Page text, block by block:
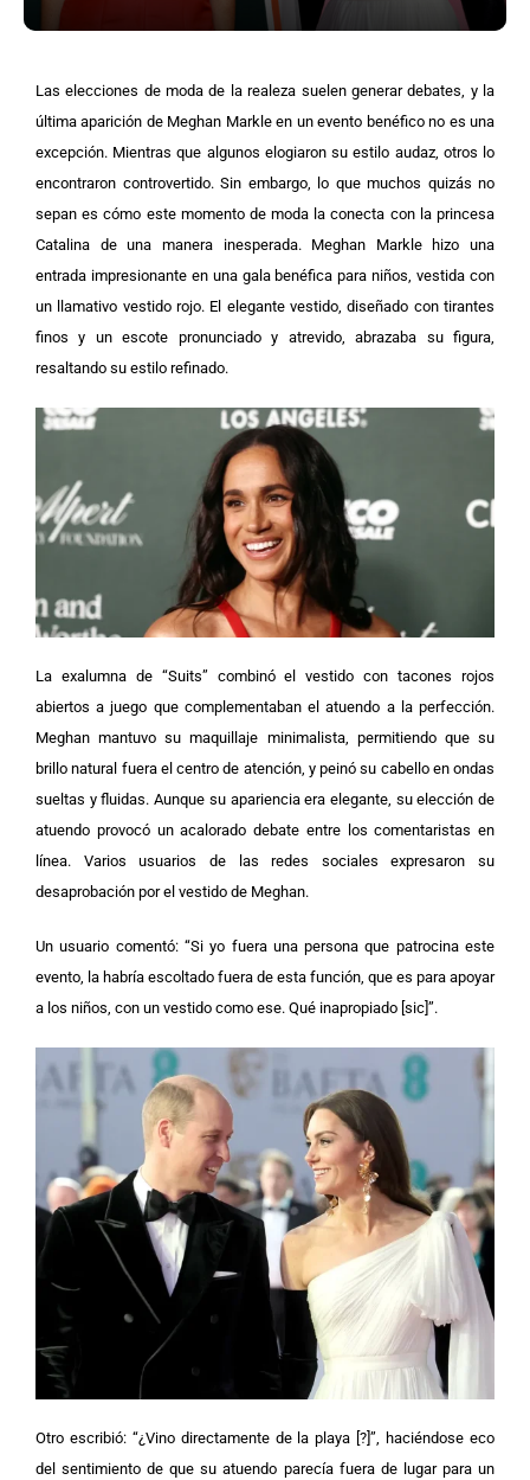
Las elecciones de moda de la realeza suelen generar debates, y la
última aparición de Meghan Markle en un evento benéfico no es una
excepción. Mientras que algunos elogiaron su estilo audaz, otros lo
encontraron controvertido. Sin embargo, lo que muchos quizás no
sepan es cómo este momento de moda la conecta con la princesa
Catalina de una manera inesperada. Meghan Markle hizo una
entrada impresionante en una gala benéfica para niños, vestida con
un llamativo vestido rojo. El elegante vestido, diseñado con tirantes
finos y un escote pronunciado y atrevido, abrazaba su figura,
resaltando su estilo refinado.
La exalumna de “Suits” combinó el vestido con tacones rojos
abiertos a juego que complementaban el atuendo a la perfección.
Meghan mantuvo su maquillaje minimalista, permitiendo que su
brillo natural fuera el centro de atención, y peinó su cabello en ondas
sueltas y fluidas.Aunque su apariencia era elegante, su elección de
atuendo provocó un acalorado debate entre los comentaristas en
línea. Varios usuarios de las redes sociales expresaron su
desaprobación por el vestido de Meghan.
Un usuario comentó: “Si yo fuera una persona que patrocina este
evento, la habría escoltado fuera de esta función, que es para apoyar
a los niños, con un vestido como ese. Qué inapropiado [sic]”.
Otro escribió: “¿Vino directamente de la playa [?]”, haciéndose eco
del sentimiento de que su atuendo parecía fuera de lugar para un